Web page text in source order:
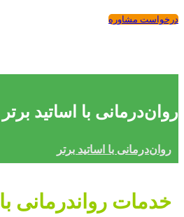
درخواست مشاوره
روان‌درمانی با اساتید برتر
روان‌درمانی با اساتید برتر
خدمات رواندرمانی با